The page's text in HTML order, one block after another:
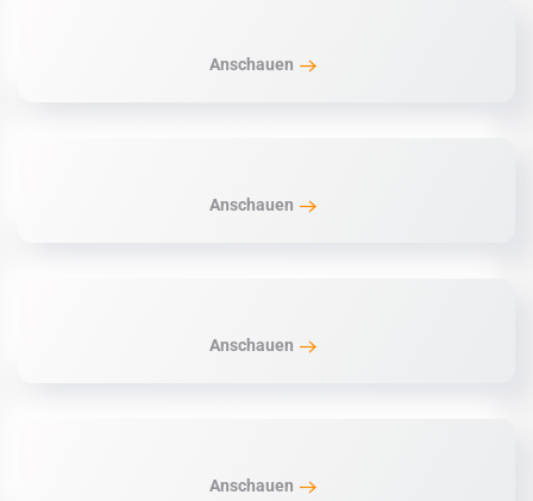
Anschauen
Anschauen
Anschauen
Anschauen